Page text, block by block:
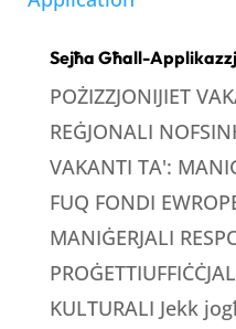
Sejħa Għall-
POŻIZZJONIJIET
REĠJONALI
VAKANTI TA':
FUQ FONDI
MANIĠERJALI
KULTURALI Jekk